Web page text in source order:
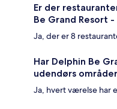
Er der
Be Grand Resort -
Ja, der er 8
Har Delphin Be
udendørs
Ja, hvert værelse har